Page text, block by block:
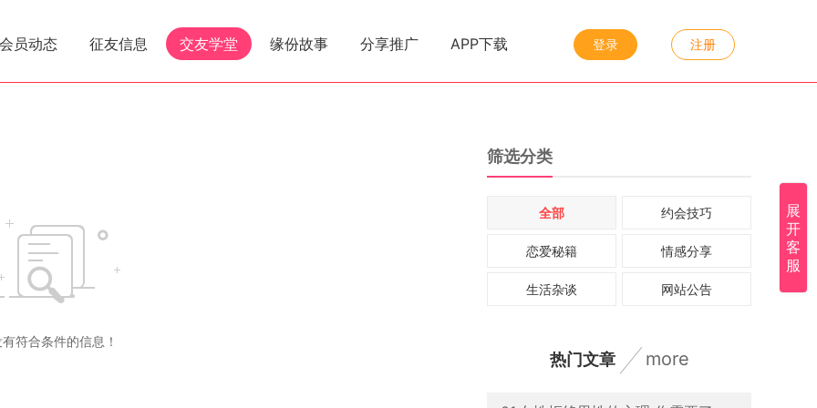
会员动态 征友信息 交友学堂 缘份故事 分享推广 APP下载 登录 注册
符合条件的信息！
筛选分类
全部 约会技巧
恋爱秘籍 情感分享
生活杂谈 网站公告
热门文章 more
展
开
客
服